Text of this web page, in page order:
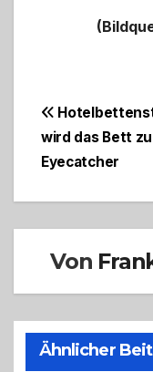
wird das Bett
Eyecatcher
Von
Ähnlicher